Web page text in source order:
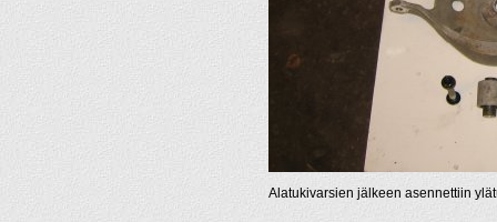
Alatukivarsien jälkeen asennettiin